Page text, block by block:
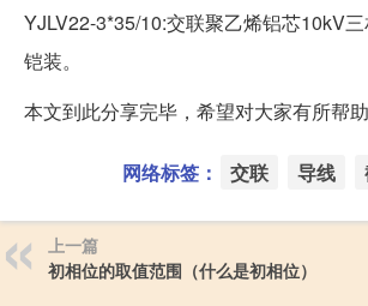
YJLV22-3*35/10:交联聚乙烯铝芯10kV
铠装。
本文到此分享完毕，希望对大家有所帮助
网络标签： 交联 导线
上一篇
初相位的取值范围（什么是初相位）